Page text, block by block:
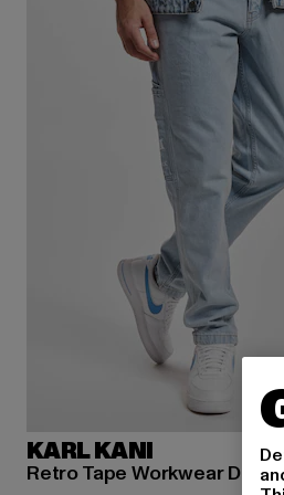
KARL KANI
Retro Tape Workwear